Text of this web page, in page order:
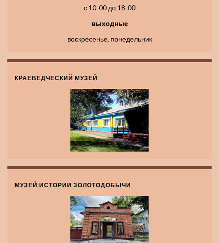
с 10-00 до 18-00
выходные
воскресенье, понедельник
КРАЕВЕДЧЕСКИЙ МУЗЕЙ
МУЗЕЙ ИСТОРИИ ЗОЛОТОДОБЫЧИ